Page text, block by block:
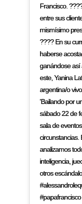
Francisco.
entre sus
mismísimo
???? En su
haberse
ganándose así
este, Yanina
argentina/o
'Bailando por
sábado 22 de
sala de
circunstancias.
analizamos
inteligencia,
otros